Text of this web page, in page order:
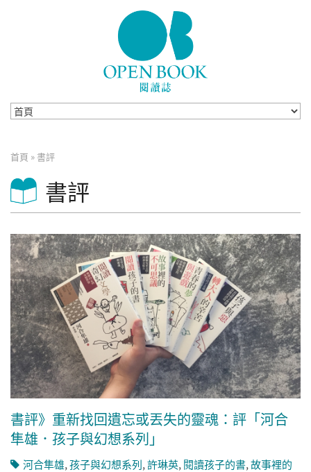
您在這裡
首頁 » 書評
書評
書評》重新找回遺忘或丟失的靈魂：評「河合
隼雄．孩子與幻想系列」
河合隼雄,孩子與幻想系列,許琳英, 閱讀孩子的書,故事裡的